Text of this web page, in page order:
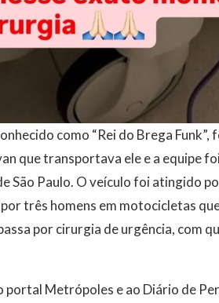
como “Rei do Brega Funk”,
que transportava ele e a equipe
São Paulo. O veículo foi atingido
três homens em motocicletas
por cirurgia de urgência, com
Metrópoles e ao Diário de